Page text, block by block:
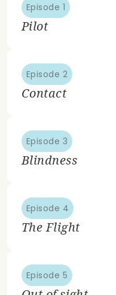
Episode 1
Pilot
Episode 2
Contact
Episode 3
Blindness
Episode 4
The Flight
Episode 5